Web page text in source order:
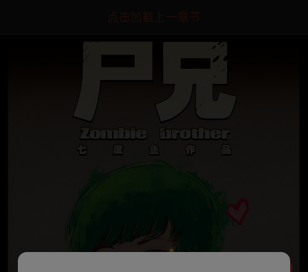
点击加载上一章节